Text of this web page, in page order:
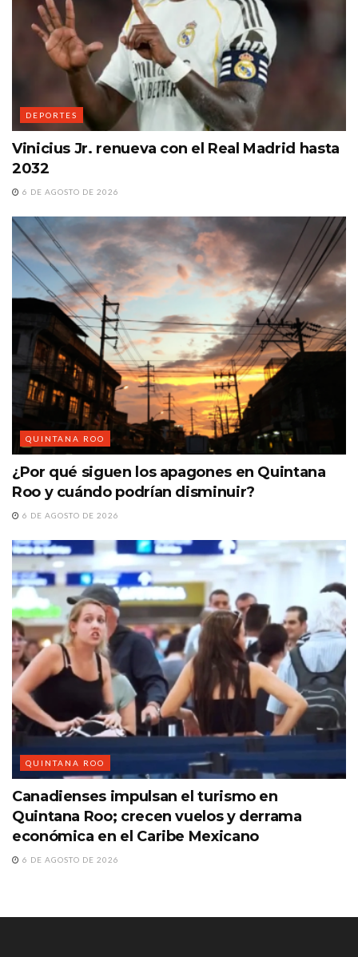
DEPORTES
Vinicius Jr. renueva con el Real Madrid hasta
2032
6 DE AGOSTO DE 2026
QUINTANA ROO
¿Por qué siguen los apagones en Quintana
Roo y cuándo podrían disminuir?
6 DE AGOSTO DE 2026
QUINTANA ROO
Canadienses impulsan el turismo en
Quintana Roo; crecen vuelos y derrama
económica en el Caribe Mexicano
6 DE AGOSTO DE 2026